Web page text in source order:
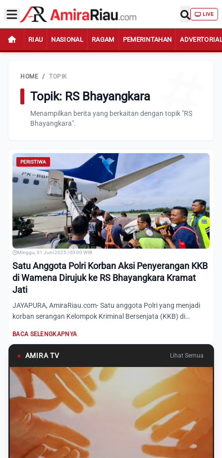
LIVE
RIAU NASIONAL RAGAM PEMERINTAHAN
HOME / TOPIK
Topik: RS Bhayangkara
Menampilkan berita yang berkaitan dengan topik "RS
Bhayangkara".
PERISTIWA
Minggu, 01 Juni 2025 | 00:00 WIB
Satu Anggota Polri Korban Aksi Penyerangan KKB
di Wamena Dirujuk ke RS Bhayangkara Kramat
Jati
JAYAPURA, AmiraRiau.com- Satu anggota Polri yang menjadi
korban serangan Kelompok Kriminal Bersenjata (KKB) di
BACA SELENGKAPNYA
● AMIRA TV Lihat Semua